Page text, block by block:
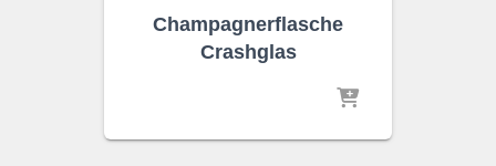
Champagnerflasche
Crashglas